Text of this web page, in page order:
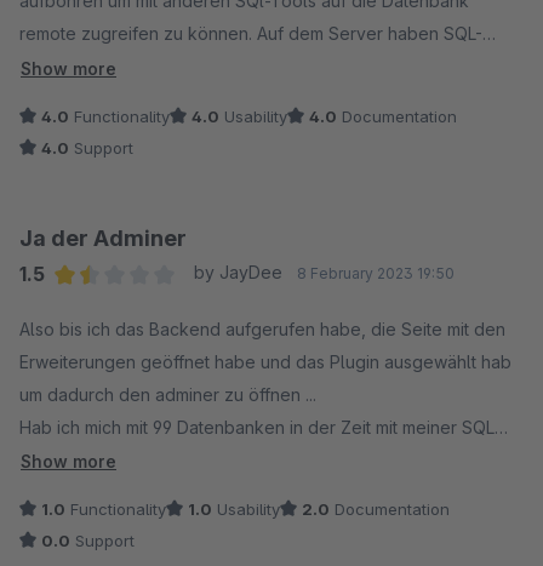
remote zugreifen zu können. Auf dem Server haben SQL-
Tools auch nichts zu suchen. Daher, genau das richtige für
Show more
4.0 Functionality 4.0 Usability 4.0 Documentation
4.0 Support
Ja der Adminer
1.5
by JayDee 8 February 2023 19:50
Also bis ich das Backend aufgerufen habe, die Seite mit den
Erweiterungen geöffnet habe und das Plugin ausgewählt hab
um dadurch den adminer zu öffnen ...
Hab ich mich mit 99 Datenbanken in der Zeit mit meiner SQL
IDE verbunden.
Der Adminer macht ja auch soviel spass bei den ganzen
Show more
1.0 Functionality 1.0 Usability 2.0 Documentation
0.0 Support